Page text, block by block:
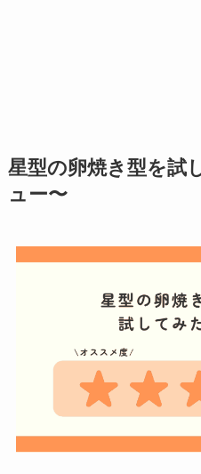
星型の卵焼き型を試
ュー〜